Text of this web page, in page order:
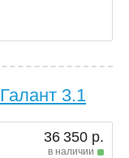
Галант 3.1
36 350 р.
в наличии